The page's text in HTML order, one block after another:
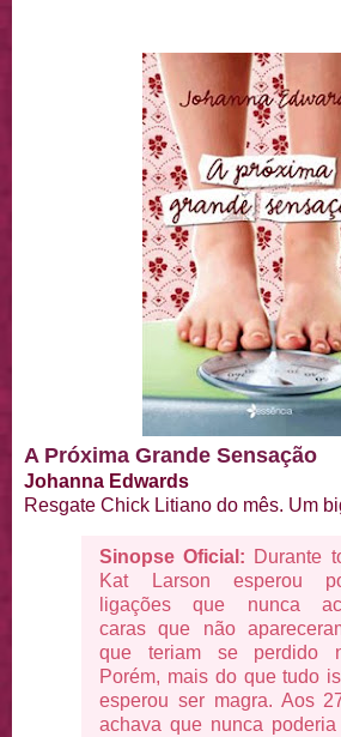
A Próxima Grande Sensação
Johanna Edwards
Resgate Chick Litiano do mês. Um
Sinopse Oficial: Durante
Kat Larson esperou
ligações que nunca
caras que não
que teriam se perdido
Porém, mais do que tudo
esperou ser magra. Aos
achava que nunca